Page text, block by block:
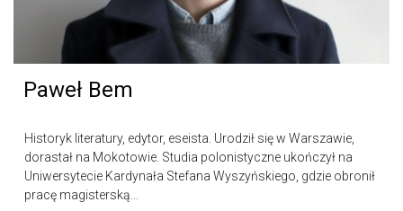
Paweł Bem
Historyk literatury, edytor, eseista. Urodził się w Warszawie,
dorastał na Mokotowie. Studia polonistyczne ukończył na
Uniwersytecie Kardynała Stefana Wyszyńskiego, gdzie obronił
pracę magisterską...